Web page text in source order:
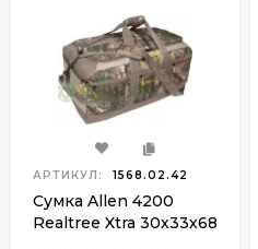
АРТИКУЛ: 1568.02.42
Сумка Allen 4200
Realtree Xtra 30х33х68